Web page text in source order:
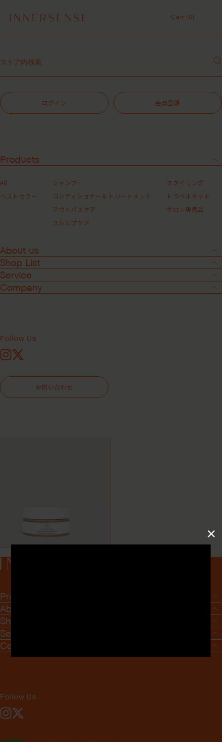
１点以上ご購入で、シャンプーコンディショナーサンプル（２種）プレ
7,700円（税込）以上ご購入で、「ピュアクラリファイングマスク
レビュー1投稿につき30ポイントプレゼント中！
令和8年熊本地震 被災地支援について
１点以上ご購入で、シャンプーコンディショナーサンプル（２種）プレ
ゼント中！
×
Cart (0)
ログイン 会員登録
Products
All
ベストセラー
シャンプー
コンディショナー＆トリートメント
アウトバスケア
スカルプケア
スタイリング
トラベルキット
サロン専売品
About us
Shop List
Service
Company
Follow Us
Instagram
X
お問い合わせ
Filter
ALL
ベストセラー
シャンプー
コンディショナー&トリ
アウトバスケア
スカルプケア
トラベルキット
サロン専売品
ヘアリニューデイリーアクティブセラ
ム ＜頭皮用トリートメント＞
¥5,500
ッシュトリートメント
サロン専売品
Products
About us
Shop List
Service
Company
Follow Us
Instagram
X